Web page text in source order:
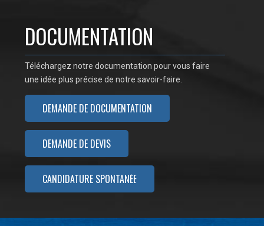
DOCUMENTATION
Téléchargez notre documentation pour vous faire
une idée plus précise de notre savoir-faire.
DEMANDE DE DOCUMENTATION
DEMANDE DE DEVIS
CANDIDATURE SPONTANÉE